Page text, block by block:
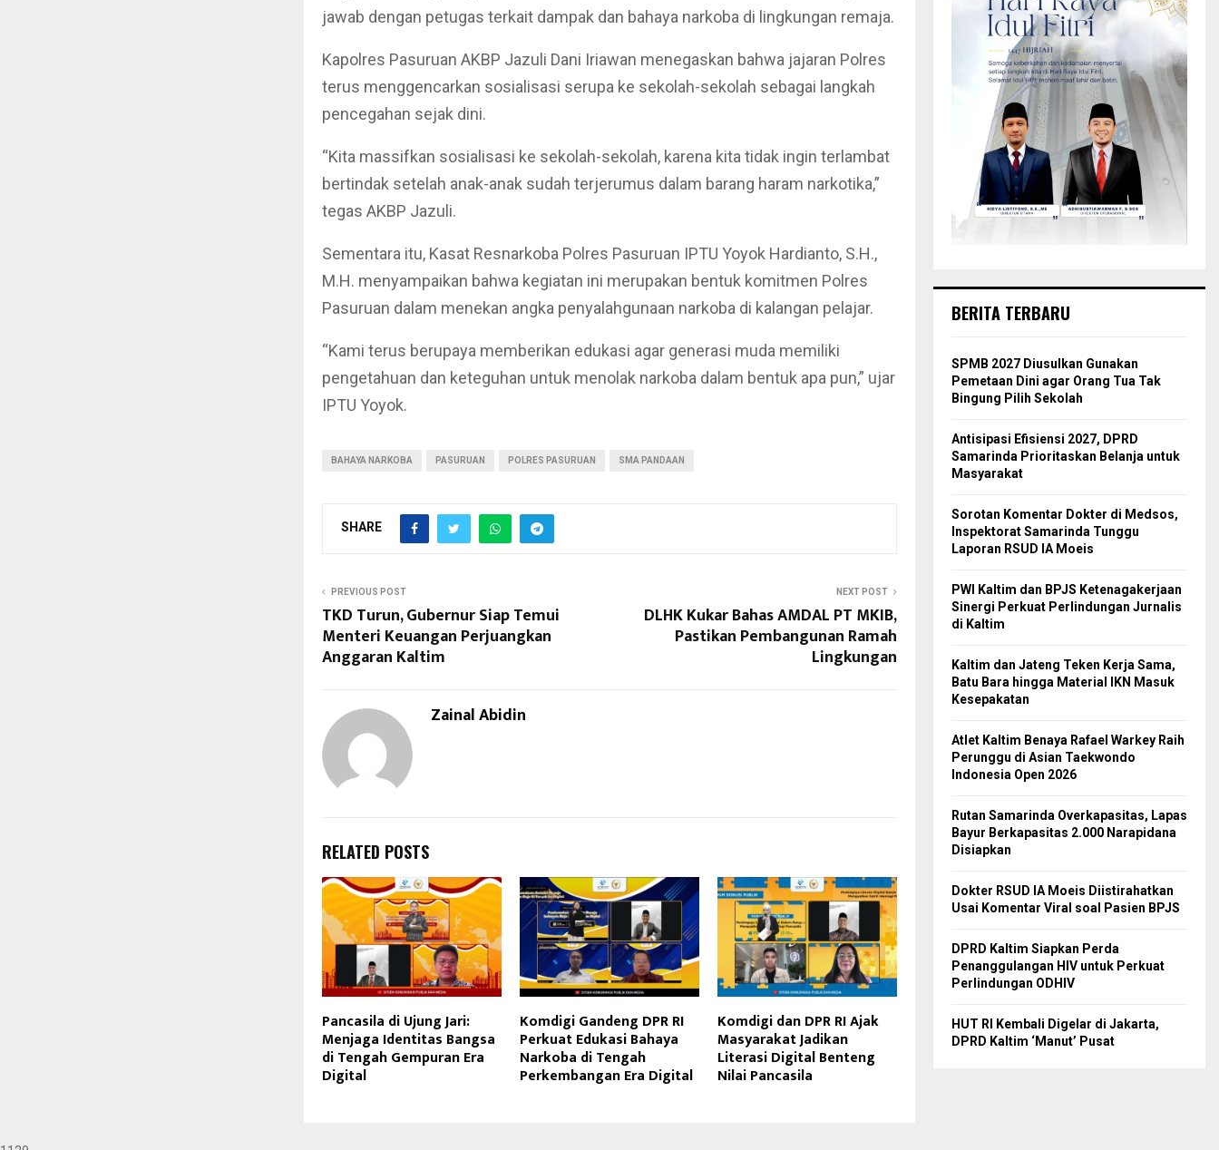
jawab dengan petugas terkait dampak dan bahaya narkoba di lingkungan remaja.
Kapolres Pasuruan AKBP Jazuli Dani Iriawan menegaskan bahwa jajaran Polres
terus menggencarkan sosialisasi serupa ke sekolah-sekolah sebagai langkah
pencegahan sejak dini.
“Kita massifkan sosialisasi ke sekolah-sekolah, karena kita tidak ingin terlambat
bertindak setelah anak-anak sudah terjerumus dalam barang haram narkotika,”
tegas AKBP Jazuli.
Sementara itu, Kasat Resnarkoba Polres Pasuruan IPTU Yoyok Hardianto, S.H.,
M.H. menyampaikan bahwa kegiatan ini merupakan bentuk komitmen Polres
Pasuruan dalam menekan angka penyalahgunaan narkoba di kalangan pelajar.
“Kami terus berupaya memberikan edukasi agar generasi muda memiliki
pengetahuan dan keteguhan untuk menolak narkoba dalam bentuk apa pun,” ujar
IPTU Yoyok.
BAHAYA NARKOBA PASURUAN POLRES PASURUAN SMA PANDAAN
SHARE
PREVIOUS POST
TKD Turun, Gubernur Siap Temui
Menteri Keuangan Perjuangkan
Anggaran Kaltim
NEXT POST
DLHK Kukar Bahas AMDAL PT MKIB,
Pastikan Pembangunan Ramah
Lingkungan
Zainal Abidin
RELATED POSTS
Pancasila di Ujung Jari:
Menjaga Identitas Bangsa
di Tengah Gempuran Era
Digital
Komdigi Gandeng DPR RI
Perkuat Edukasi Bahaya
Narkoba di Tengah
Perkembangan Era Digital
Komdigi dan DPR RI Ajak
Masyarakat Jadikan
Literasi Digital Benteng
Nilai Pancasila
BERITA TERBARU
SPMB 2027 Diusulkan Gunakan
Pemetaan Dini agar Orang Tua Tak
Bingung Pilih Sekolah
Antisipasi Efisiensi 2027, DPRD
Samarinda Prioritaskan Belanja untuk
Masyarakat
Sorotan Komentar Dokter di Medsos,
Inspektorat Samarinda Tunggu
Laporan RSUD IA Moeis
PWI Kaltim dan BPJS Ketenagakerjaan
Sinergi Perkuat Perlindungan Jurnalis
di Kaltim
Kaltim dan Jateng Teken Kerja Sama,
Batu Bara hingga Material IKN Masuk
Kesepakatan
Atlet Kaltim Benaya Rafael Warkey Raih
Perunggu di Asian Taekwondo
Indonesia Open 2026
Rutan Samarinda Overkapasitas, Lapas
Bayur Berkapasitas 2.000 Narapidana
Disiapkan
Dokter RSUD IA Moeis Diistirahatkan
Usai Komentar Viral soal Pasien BPJS
DPRD Kaltim Siapkan Perda
Penanggulangan HIV untuk Perkuat
Perlindungan ODHIV
HUT RI Kembali Digelar di Jakarta,
DPRD Kaltim ‘Manut’ Pusat